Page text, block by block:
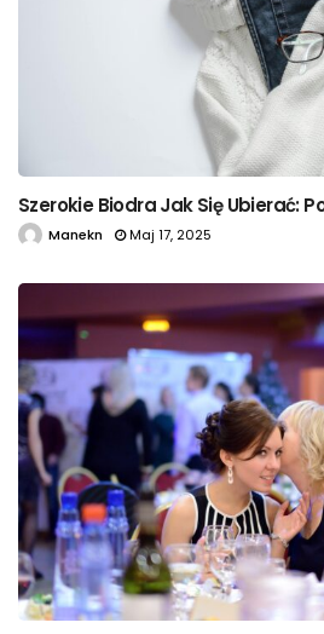
Szerokie Biodra Jak Się Ubierać:
Manekn Maj 17, 2025